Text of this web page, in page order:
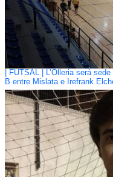
| FUTSAL | L’Olleria será
B entre Mislata e Irefrank